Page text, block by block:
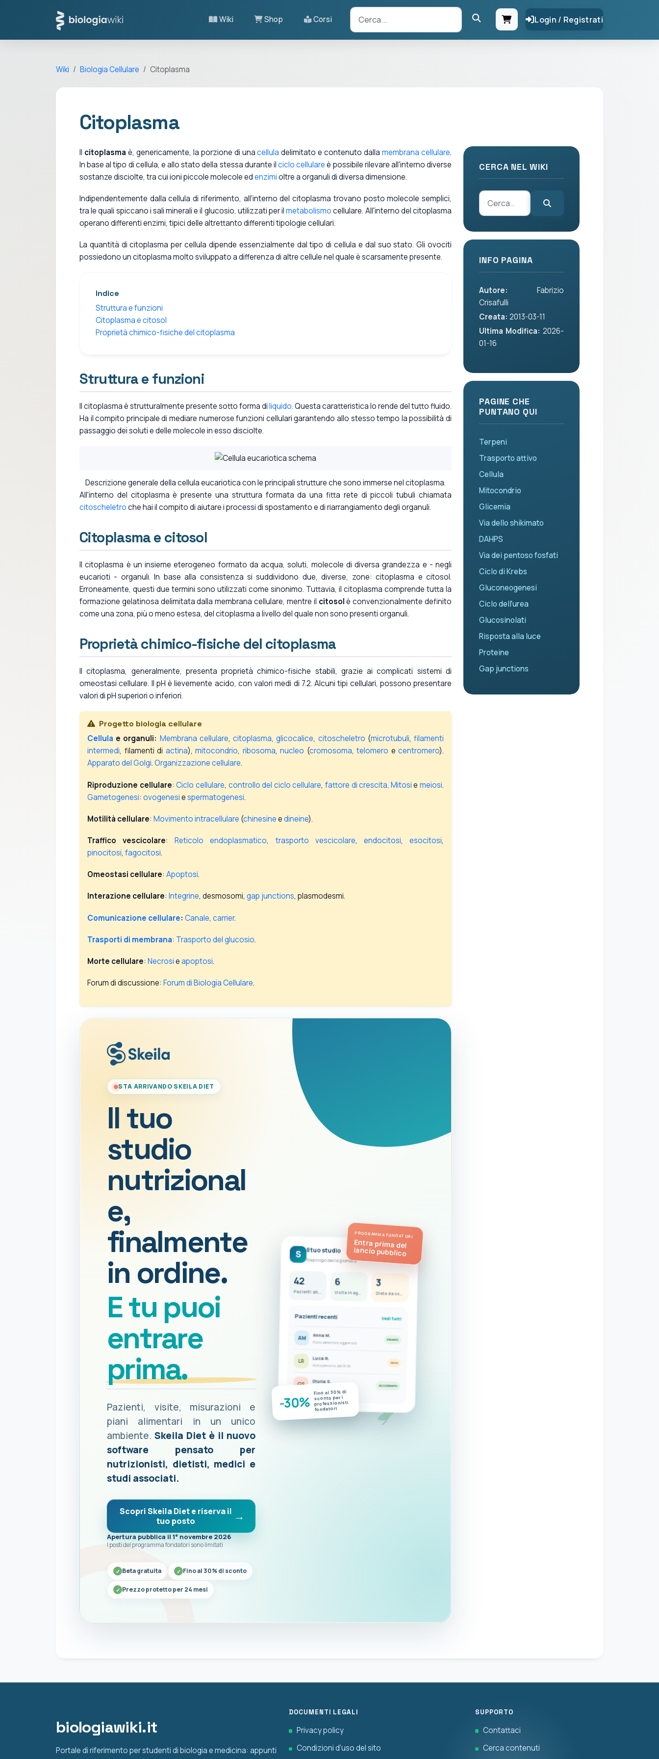
Wiki Shop Corsi Login / Registrati
Wiki Biologia Cellulare Citoplasma
Citoplasma
Il citoplasma è, genericamente, la porzione di unacellula delimitato e contenuto dallamembrana cellulare.
In base al tipo di cellula, e allo stato della stessa durante ilciclo cellulareè possibile rilevare all'interno diverse
sostanze disciolte, tra cui ioni piccole molecole edenzimioltre a organuli di diversa dimensione.
Indipendentemente dalla cellula di riferimento, all'interno del citoplasma trovano posto molecole semplici,
tra le quali spiccano i sali minerali e il glucosio, utilizzati per ilmetabolismocellulare. All'interno del citoplasma
operano differenti enzimi, tipici delle altrettanto differenti tipologie cellulari.
La quantità di citoplasma per cellula dipende essenzialmente dal tipo di cellula e dal suo stato. Gli ovociti
possiedono un citoplasma molto sviluppato a differenza di altre cellule nel quale è scarsamente presente.
Indice
Struttura e funzioni
Citoplasma e citosol
Proprietà chimico-fisiche del citoplasma
Struttura e funzioni
Il citoplasma è strutturalmente presente sotto forma diliquido. Questa caratteristica lo rende del tutto fluido.
Ha il compito principale di mediare numerose funzioni cellulari garantendo allo stesso tempo la possibilità di
passaggio dei soluti e delle molecole in esso disciolte.
Descrizione generale della cellula eucariotica con le principali strutture che sono immerse nel citoplasma.
All'interno del citoplasma è presente una struttura formata da una fitta rete di piccoli tubuli chiamata
citoscheletroche hai il compito di aiutare i processi di spostamento e di riarrangiamento degli organuli.
Citoplasma e citosol
Il citoplasma è un insieme eterogeneo formato da acqua, soluti, molecole di diversa grandezza e - negli
eucarioti - organuli. In base alla consistenza si suddividono due, diverse, zone: citoplasma e citosol.
Erroneamente, questi due termini sono utilizzati come sinonimo. Tuttavia, il citoplasma comprende tutta la
formazione gelatinosa delimitata dalla membrana cellulare, mentre il citosolè convenzionalmente definito
come una zona, più o meno estesa, del citoplasma a livello del quale non sono presenti organuli.
Proprietà chimico-fisiche del citoplasma
Il citoplasma, generalmente, presenta proprietà chimico-fisiche stabili, grazie ai complicati sistemi di
omeostasi cellulare. Il pH è lievemente acido, con valori medi di 7.2. Alcuni tipi cellulari, possono presentare
valori di pH superiori o inferiori.
Progetto biologia cellulare
Cellula e organuli: Membrana cellulare,citoplasma,glicocalice, citoscheletro (microtubuli,filamenti
intermedi, filamenti di actina), mitocondrio, ribosoma, nucleo (cromosoma, telomero e centromero).
Apparato del Golgi.Organizzazione cellulare.
Riproduzione cellulare:Ciclo cellulare, controllo del ciclo cellulare, fattore di crescita. Mitosiemeiosi.
Gametogenesi: ovogenesiespermatogenesi.
Motilità cellulare: Movimento intracellulare (chinesineedineine).
Traffico vescicolare:Reticolo endoplasmatico, trasporto vescicolare, endocitosi,esocitosi,
pinocitosi, fagocitosi.
Omeostasi cellulare: Apoptosi.
Interazione cellulare: Integrine, desmosomi, gap junctions, plasmodesmi.
Comunicazione cellulare: Canale, carrier.
Trasporti di membrana: Trasporto del glucosio.
Morte cellulare: Necrosieapoptosi.
Forum di discussione: Forum di Biologia Cellulare.
STA ARRIVANDO SKEILA DIET
Il tuo
studio
nutrizional
e,
finalmente
in ordine.
E tu puoi
entrare
prima.
Pazienti, visite, misurazioni e
piani alimentari in un unico
ambiente. Skeila Diet è il nuovo
software pensato per
nutrizionisti, dietisti, medici e
studi associati.
Scopri Skeila Diet e riserva il
tuo posto
Apertura pubblica il 1° novembre 2026
I posti del programma fondatori sono limitati
Beta gratuita Fino al 30% di sconto
Prezzo protetto per 24 mesi
PROGRAMMA FONDATORI
Entra prima del
lancio pubblico
S Il tuo studio
Riepilogo della giornata
FC
42
Pazienti attivi
6
Visite in agenda
3
Diete da completare
Pazienti recenti Vedi tutti
AM Anna M.
Piano alimentare aggiornato
PRONTO
LR Luca R.
Visita prevista alle 15:30
OGGI
GS Giulia S.
Nuove misurazioni disponibili
AGGIORNATO
-30%
Fino al 30% di
sconto per i
professionisti
fondatori
CERCA NEL WIKI
INFO PAGINA
Autore: Fabrizio
Crisafulli
Creata: 2013-03-11
Ultima Modifica: 2026-
01-16
PAGINE CHE
PUNTANO QUI
Terpeni
Trasporto attivo
Cellula
Mitocondrio
Glicemia
Via dello shikimato
DAHPS
Via dei pentoso fosfati
Ciclo di Krebs
Gluconeogenesi
Ciclo dell'urea
Glucosinolati
Risposta alla luce
Proteine
Gap junctions
biologiawiki.it
Portale di riferimento per studenti di biologia e medicina: appunti
DOCUMENTI LEGALI
Privacy policy
Condizioni d'uso del sito
SUPPORTO
Contattaci
Cerca contenuti